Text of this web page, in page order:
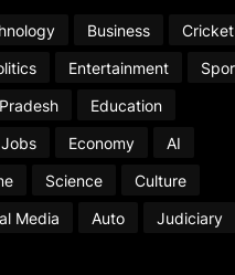
Business
Cricket
Entertainment
Education
Jobs Economy
AI
Science
Culture
Media Auto
Judiciary